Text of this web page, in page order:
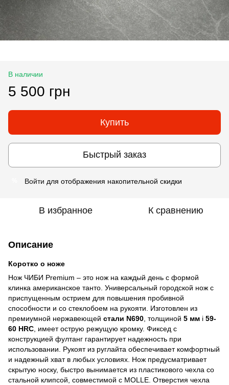
В наличии
5 500 грн
Купить
Быстрый заказ
Войти для отображения накопительной скидки
В избранное К сравнению
Описание
Коротко о ноже
Нож ЧИБИ Premium – это нож на каждый день с формой
клинка американское танто. Универсальный городской нож с
приспущенным острием для повышения пробивной
способности и со стеклобоем на рукояти. Изготовлен из
премиумной нержавеющей стали N690 , толщиной 5 мм і 59-
60 HRC , имеет острую режущую кромку. Фиксед с
конструкцией фултанг гарантирует надежность при
использовании. Рукоят из руглайта обеспечивает комфортный
и надежный хват в любых условиях. Нож предусматривает
скрытую носку, быстро вынимается из пластикового чехла со
стальной клипсой, совместимой с MOLLE. Отверстия чехла